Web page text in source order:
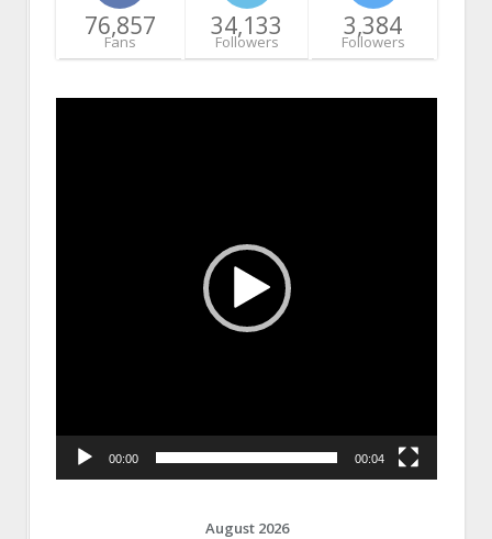
76,857
Fans
34,133
Followers
3,384
Followers
00:00 00:04
August 2026